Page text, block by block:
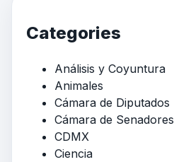
Categories
Análisis y Coyuntura
Animales
Cámara de Diputados
Cámara de Senadores
CDMX
Ciencia